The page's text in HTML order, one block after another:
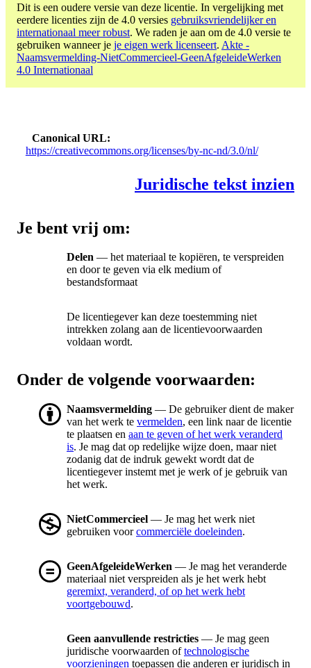
Dit is een oudere versie van deze licentie. In vergelijking met
eerdere licenties zijn de 4.0 versies gebruiksvriendelijker en
internationaal meer robust. We raden je aan om de 4.0 versie te
gebruiken wanneer je je eigen werk licenseert. Akte -
Naamsvermelding-NietCommercieel-GeenAfgeleideWerken
4.0 Internationaal
Canonical URL
https://creativecommons.org/licenses/by-nc-nd/3.0/nl/
Juridische tekst inzien
Je bent vrij om:
Delen — het materiaal te kopiëren, te verspreiden
en door te geven via elk medium of
bestandsformaat
De licentiegever kan deze toestemming niet
intrekken zolang aan de licentievoorwaarden
voldaan wordt.
Onder de volgende voorwaarden:
Naamsvermelding — De gebruiker dient de maker
van het werk te vermelden, een link naar de licentie
te plaatsen en aan te geven of het werk veranderd
is. Je mag dat op redelijke wijze doen, maar niet
zodanig dat de indruk gewekt wordt dat de
licentiegever instemt met je werk of je gebruik van
het werk.
NietCommercieel — Je mag het werk niet
gebruiken voorcommerciële doeleinden.
GeenAfgeleideWerken — Je mag het veranderde
materiaal niet verspreiden als je het werk hebt
geremixt, veranderd, of op het werk hebt
voortgebouwd.
Geen aanvullende restricties — Je mag geen
juridische voorwaarden oftechnologische
voorzieningen toepassen die anderen er juridisch in